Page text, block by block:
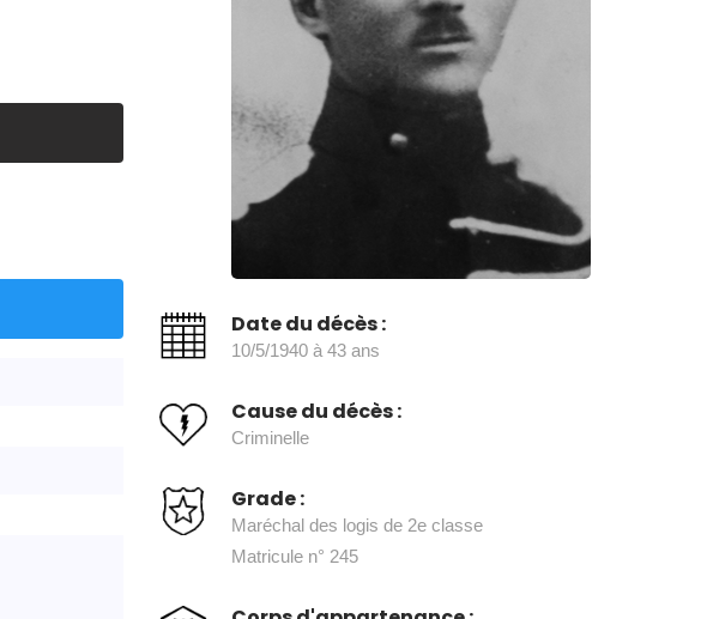
Date du décès :
10/5/1940 à 43 ans
Cause du décès :
Criminelle
Grade :
Maréchal des logis de 2e classe
Matricule n° 245